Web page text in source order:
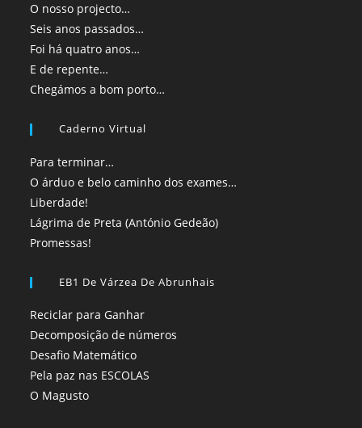
O nosso projecto…
Seis anos passados…
Foi há quatro anos…
E de repente…
Chegámos a bom porto…
Caderno Virtual
Para terminar…
O árduo e belo caminho dos exames…
Liberdade!
Lágrima de Preta (António Gedeão)
Promessas!
EB1 De Várzea De Abrunhais
Reciclar para Ganhar
Decomposição de números
Desafio Matemático
Pela paz nas ESCOLAS
O Magusto